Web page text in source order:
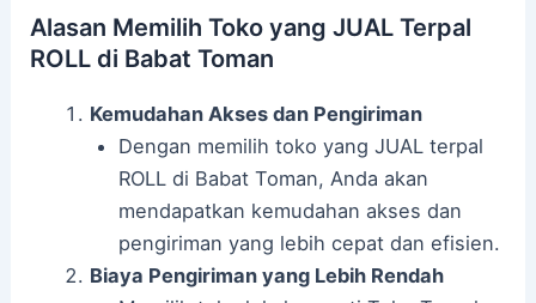
Alasan Memilih Toko yang JUAL Terpal
ROLL di Babat Toman
Kemudahan Akses dan Pengiriman
Dengan memilih toko yang JUAL terpal
ROLL di Babat Toman, Anda akan
mendapatkan kemudahan akses dan
pengiriman yang lebih cepat dan efisien.
Biaya Pengiriman yang Lebih Rendah